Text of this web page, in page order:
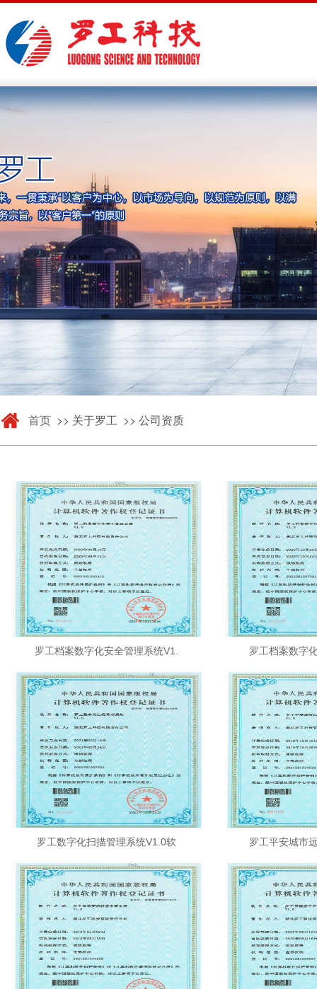
首页 >> 关于罗工 >> 公司资质
罗工档案数字化安全管理系统V1. 罗工档案数字
罗工数字化扫描管理系统V1.0软 罗工平安城市